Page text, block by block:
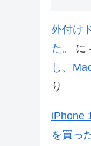
外付け
た。
に
し、
り
iPhone
を買っ